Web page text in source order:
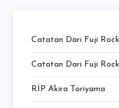
Catatan Dari Fuji
Catatan Dari Fuji
RIP Akira Toriyama